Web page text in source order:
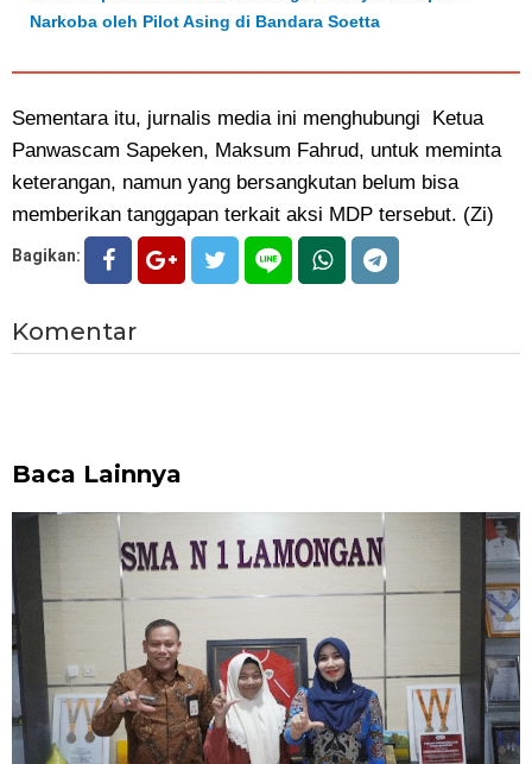
Narkoba oleh Pilot Asing di Bandara Soetta
Sementara itu, jurnalis media ini menghubungi Ketua
Panwascam Sapeken, Maksum Fahrud, untuk meminta
keterangan, namun yang bersangkutan belum bisa
memberikan tanggapan terkait aksi MDP tersebut. (Zi)
Bagikan:
Komentar
Baca Lainnya